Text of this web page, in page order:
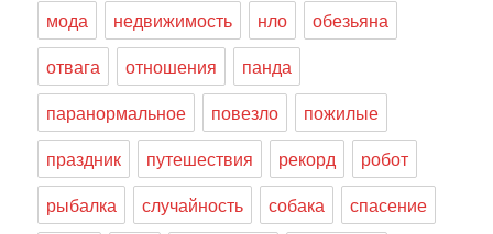
мода
недвижимость нло
обезьяна
отвага
отношения
панда
паранормальное
повезло
пожилые
праздник
путешествия рекорд
робот
рыбалка
случайность собака
спасение